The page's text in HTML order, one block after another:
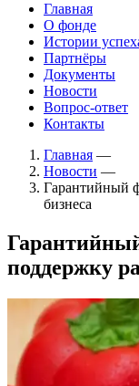
Главная
О фонде
Истории
Партнёры
Документы
Новости
Вопрос-ответ
Контакты
Главная —
Новости —
Гарантийный
бизнеса
поддержку